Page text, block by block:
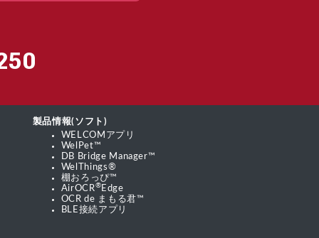
製品情報(ソフト)
WELCOMアプリ
WelPet™
DB Bridge Manager™
WelThings®
棚おろっぴ™
AirOCR® Edge
OCR de まもる君™
BLE接続アプリ